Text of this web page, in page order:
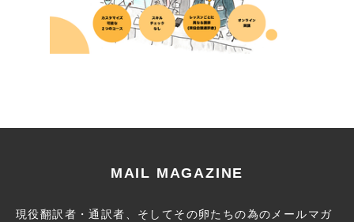
MAIL MAGAZINE
現役翻訳者・通訳者、そしてその卵たちの為のメールマガ